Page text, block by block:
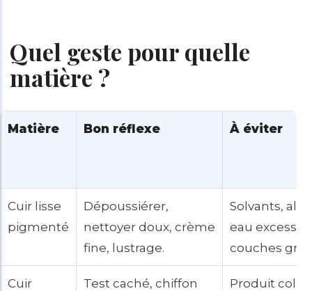
Quel geste pour quelle
matière ?
Matière Bon réflexe À éviter
Cuir lisse
pigmenté
Dépoussiérer,
nettoyer doux, crème
fine, lustrage.
Solvants,
eau
couches
Cuir
Test caché, chiffon
Produit